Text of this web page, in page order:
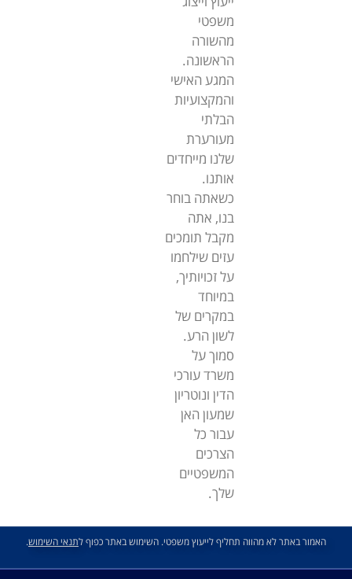
משפטי
מהשורה
הראשונה.
המגע האישי
והמקצועיות
הבלתי
מעורערת
שלנו מייחדים
אותנו.
כשאתה בוחר
בנו, אתה
מקבל תומכים
עזים שילחמו
על זכויותיך,
במיוחד
במקרים של
לשון הרע.
סמוך על
משרד עורכי
הדין ונוטריון
שמעון האן
עבור כל
הצרכים
המשפטיים
שלך.
האמור באתר לא מהווה תחליף לייעוץ משפטי. השימוש באתר כפוף לתנאי השימוש.